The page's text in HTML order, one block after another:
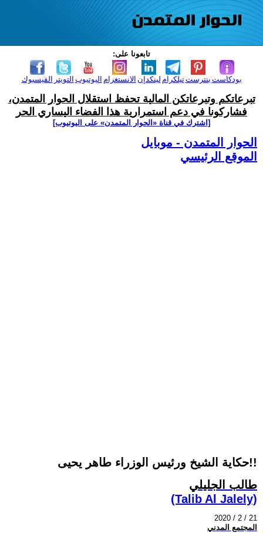
تابعونا على:
الفيسبوك التويتر اليوتيوب الانستغرام لينكدإن تيلكرامبنترست بودكاست
تبرعاتكم وتبرعاتكن المالية تحفظ استقلال الحوار المتمدن،
فشاركونا في دعم استمرارية هذا الفضاء اليساري الحر
[اشترك في قناة ‫«الحوار المتمدن» على اليوتيوب]
الحوار المتمدن - موبايل
الموقع الرئيسي
حكاية الشيخ ورئيس الوزراء طاهر يحيى!!
طالب الجليلي
(Talib Al Jalely)
2020 / 2 / 21
المجتمع المدني